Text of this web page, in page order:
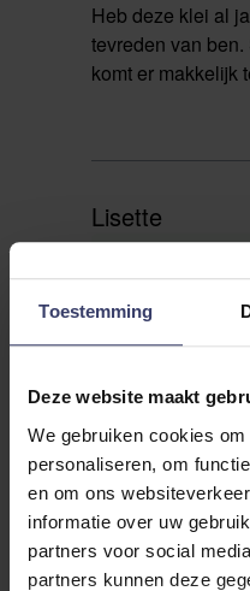
Toestemming
Deze website maakt
We gebruiken cookies
personaliseren, om
en om ons
informatie over uw
partners voor social
partners kunnen deze
Heb deze klei al
tevreden van
komt er makkelijk
Lisette
Aanrader!
Rating
Deze klei ligt bij
is niet duur, koelt
zitten tot de